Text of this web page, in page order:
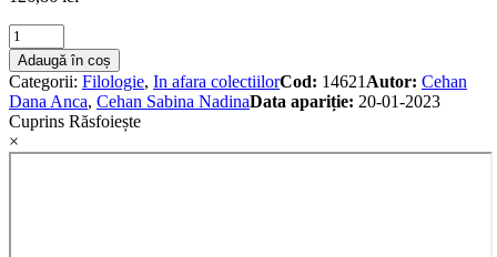
Keywords
of
English
Grammar
Vol.
I
(A
Adaugă în coș
Categorii: Filologie, In afara colectiilorCod: 14621 Autor: Cehan
Dana Anca, Cehan Sabina NadinaData apariție: 20-01-2023
Cuprins Răsfoiește
×